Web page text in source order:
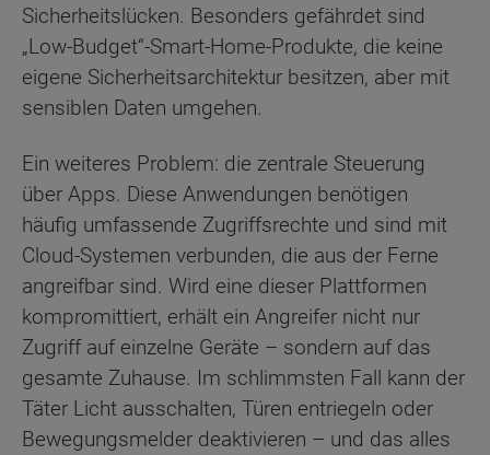
Sicherheitslücken. Besonders gefährdet sind
„Low-Budget“-Smart-Home-Produkte, die keine
eigene Sicherheitsarchitektur besitzen, aber mit
sensiblen Daten umgehen.
Ein weiteres Problem: die zentrale Steuerung
über Apps. Diese Anwendungen benötigen
häufig umfassende Zugriffsrechte und sind mit
Cloud-Systemen verbunden, die aus der Ferne
angreifbar sind. Wird eine dieser Plattformen
kompromittiert, erhält ein Angreifer nicht nur
Zugriff auf einzelne Geräte – sondern auf das
gesamte Zuhause. Im schlimmsten Fall kann der
Täter Licht ausschalten, Türen entriegeln oder
Bewegungsmelder deaktivieren – und das alles